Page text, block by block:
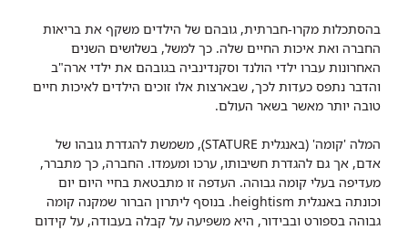
בהסתכלות מקרו-חברתית, גובהם של הילדים משקף את בריאות
החברה ואת איכות החיים שלה. כך למשל, בשלושים השנים
האחרונות עברו ילדי הולנד וסקנדינביה בגובהם את ילדי ארה"ב
והדבר נתפס כעדות לכך, שבארצות אלו זוכים הילדים לאיכות חיים
טובה יותר מאשר בשאר העולם.
המלה 'קומה' (באנגלית STATURE), משמשת להגדרת גובהו של
אדם, אך גם להגדרת חשיבותו, ערכו ומעמדו. החברה, כך מתברר,
מעדיפה בעלי קומה גבוהה. העדפה זו מתבטאת בחיי היום יום
וכונתה באנגלית heightism. בנוסף ליתרון הברור שמקנה קומה
גבוהה בספורט ובבידור, היא משפיעה על קבלה בעבודה, על קידום